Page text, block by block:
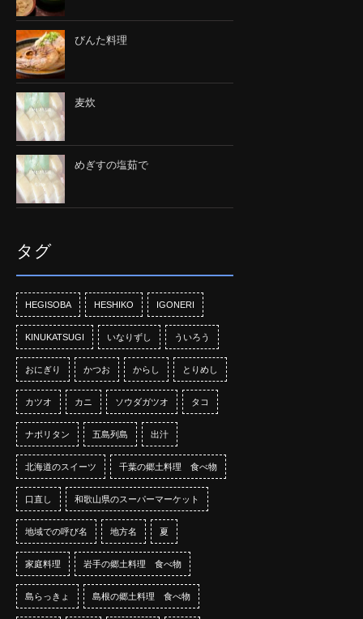
びんた料理
麦炊
めぎすの塩茹で
タグ
HEGISOBA HESHIKO IGONERI
KINUKATSUGI いなりずし ういろう
おにぎり かつお からし とりめし
カツオ カニ ソウダガツオ タコ
ナポリタン 五島列島 出汁
北海道のスイーツ 千葉の郷土料理 食べ物
口直し 和歌山県のスーパーマーケット
地域での呼び名 地方名 夏
家庭料理 岩手の郷土料理 食べ物
島らっきょ 島根の郷土料理 食べ物